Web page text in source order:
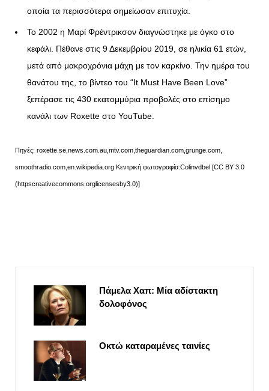
οποία τα περισσότερα σημείωσαν επιτυχία.
Το 2002 η Μαρί Φρέντρικσον διαγνώστηκε με όγκο στο
κεφάλι. Πέθανε στις 9 Δεκεμβρίου 2019, σε ηλικία 61 ετών,
μετά από μακροχρόνια μάχη με τον καρκίνο. Την ημέρα του
θανάτου της, το βίντεο του “It Must Have Been Love”
ξεπέρασε τις 430 εκατομμύρια προβολές στο επίσημο
κανάλι των Roxette στο YouTube.
Πηγές: roxette.se,news.com.au,mtv.com,theguardian.com,grunge.com,
smoothradio.com,en.wikipedia.org Kεντρική φωτογραφία:Colinvdbel [CC BY 3.0
(httpscreativecommons.orglicensesby3.0)]
Πάμελα Χαπ: Μία αδίστακτη
δολοφόνος
Οκτώ καταραμένες ταινίες